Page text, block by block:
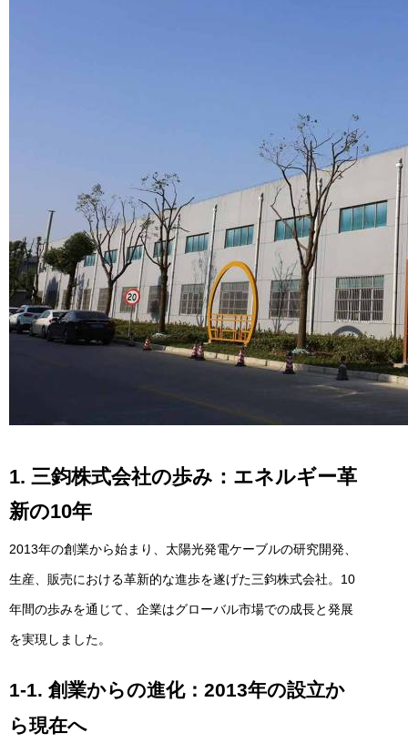
1. 三鈞株式会社の歩み：エネルギー革
新の10年
2013年の創業から始まり、太陽光発電ケーブルの研究開発、
生産、販売における革新的な進歩を遂げた三鈞株式会社。10
年間の歩みを通じて、企業はグローバル市場での成長と発展
を実現しました。
1-1. 創業からの進化：2013年の設立か
ら現在へ